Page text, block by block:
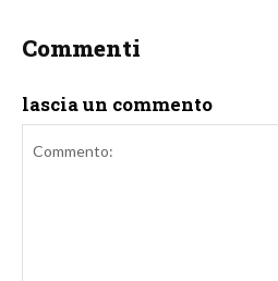
Commenti
lascia un commento